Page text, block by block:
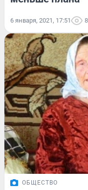
6 января, 2021, 17:51
ОБЩЕСТВО